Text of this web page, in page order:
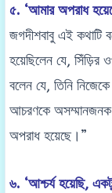
৫. ‘আমার অপরাধ
জগদীশবাবু এই কথাটি
হয়েছিলেন যে, সিঁড়ির
বলেন যে, তিনি
আচরণকে অসম্মানজনক
অপরাধ হয়েছে।”
৬. ‘আশ্চর্য হয়েছি,